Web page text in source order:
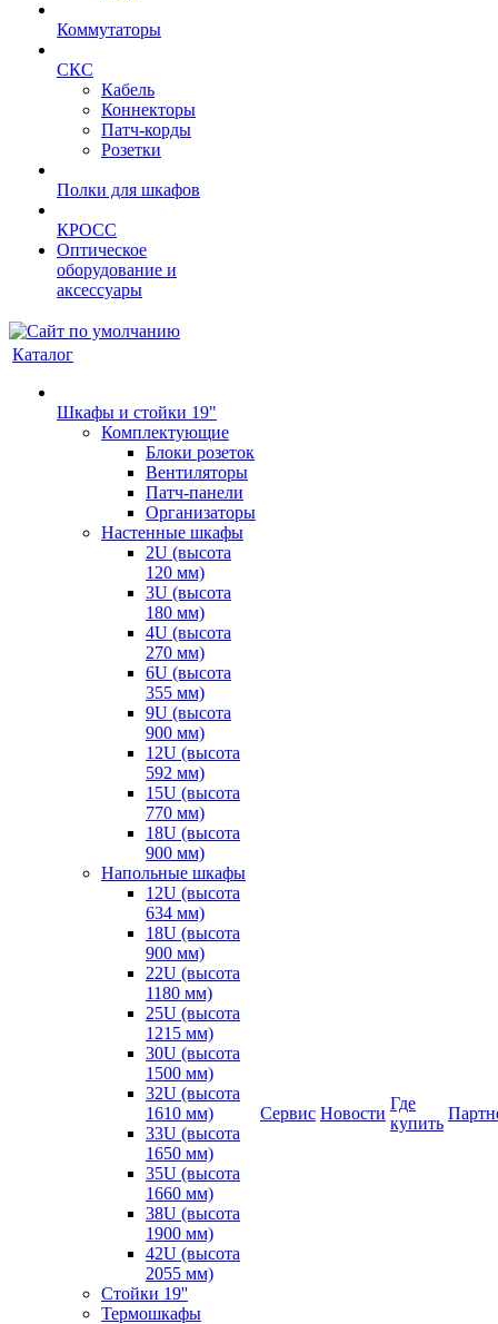
Коммутаторы
СКС
Кабель
Коннекторы
Патч-корды
Розетки
Полки для шкафов
КРОСС
Оптическое
оборудование и
аксессуары
Каталог
Шкафы и стойки 19"
Комплектующие
Блоки розеток
Вентиляторы
Патч-панели
Организаторы
Настенные шкафы
2U (высота
120 мм)
3U (высота
180 мм)
4U (высота
270 мм)
6U (высота
355 мм)
9U (высота
900 мм)
12U (высота
592 мм)
15U (высота
770 мм)
18U (высота
900 мм)
Напольные шкафы
12U (высота
634 мм)
18U (высота
900 мм)
22U (высота
1180 мм)
25U (высота
1215 мм)
30U (высота
1500 мм)
32U (высота
1610 мм)
33U (высота
1650 мм)
35U (высота
1660 мм)
38U (высота
1900 мм)
42U (высота
2055 мм)
Стойки 19''
Термошкафы
Сервис Новости
Где
купить